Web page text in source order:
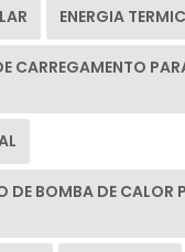
ENERGIA
CARREGAMENTO
DE BOMBA DE CALOR